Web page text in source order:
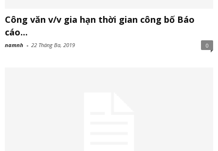
Công văn v/v gia hạn thời gian công bố Báo
cáo...
namnh - 22 Tháng Ba, 2019 0